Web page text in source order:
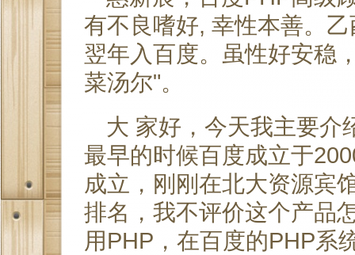
有不良嗜好, 幸性本善。
翌年入百度。虽性好安稳
菜汤尔"。
大 家好，今天我主要介
最早的时候百度成立于
成立，刚刚在北大资源宾
排名，我不评价这个产品
用PHP，在百度的PHP系